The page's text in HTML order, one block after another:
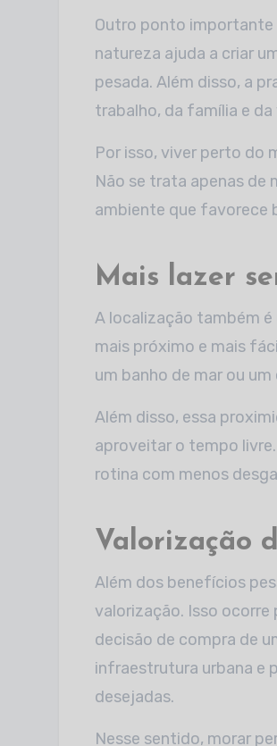
Outro ponto importante
natureza ajuda a criar
pesada. Além disso, a
trabalho, da família e da
Por isso, viver perto do
Não se trata apenas de
ambiente que favorece
Mais lazer
A localização também é
mais próximo e mais
um banho de mar ou
Além disso, essa
aproveitar o tempo
rotina com menos
Valorização
Além dos benefícios
valorização. Isso
decisão de compra de
infraestrutura urbana e
desejadas.
Nesse sentido, morar